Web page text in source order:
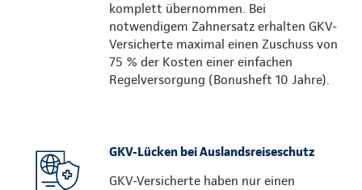
komplett übernommen. Bei
notwendigem Zahnersatz erhalten GKV-
Versicherte maximal einen Zuschuss von
75 % der Kosten einer einfachen
Regelversorgung (Bonusheft 10 Jahre).
GKV-Lücken bei Auslandsreiseschutz
GKV-Versicherte haben nur einen